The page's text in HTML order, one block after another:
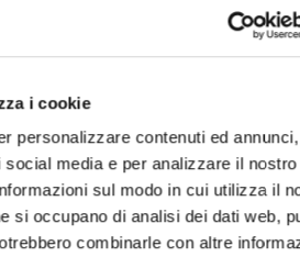
i cookie
personalizzare contenuti ed
social media e per analizzare il
sul modo in cui utilizza il
si occupano di analisi dei dati web,
combinarle con altre